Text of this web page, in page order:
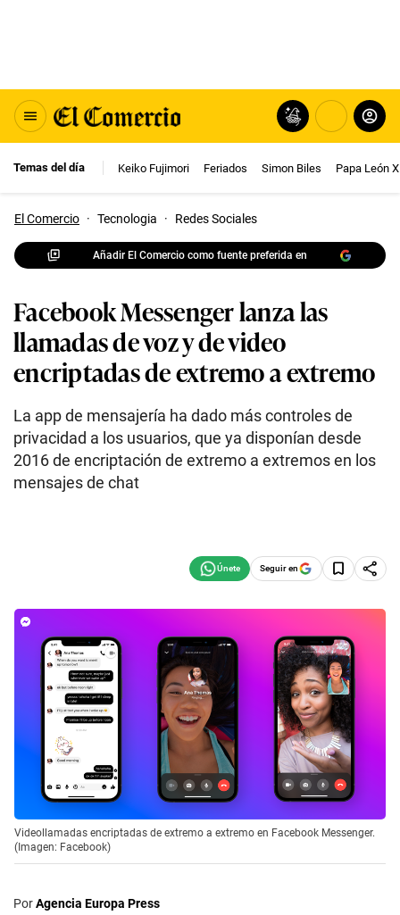
Temas del día Keiko Fujimori Feriados Simon Biles Papa León
El Comercio · Tecnologia · Redes Sociales
Añadir El Comercio como fuente preferida en
Facebook Messenger lanza las
llamadas de voz y de video
encriptadas de extremo a extremo
La app de mensajería ha dado más controles de
privacidad a los usuarios, que ya disponían desde
2016 de encriptación de extremo a extremos en los
mensajes de chat
Seguir en
Videollamadas encriptadas de extremo a extremo en Facebook Messenger.
(Imagen: Facebook)
PorAgencia Europa Press